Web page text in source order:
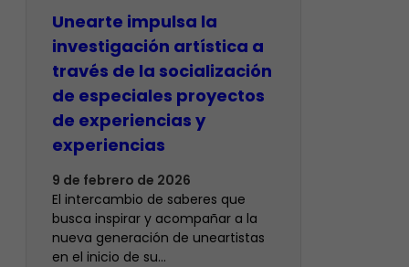
Unearte impulsa la
investigación artística a
través de la socialización
de especiales proyectos
de experiencias y
experiencias
9 de febrero de 2026
El intercambio de saberes que
busca inspirar y acompañar a la
nueva generación de uneartistas
en el inicio de su…